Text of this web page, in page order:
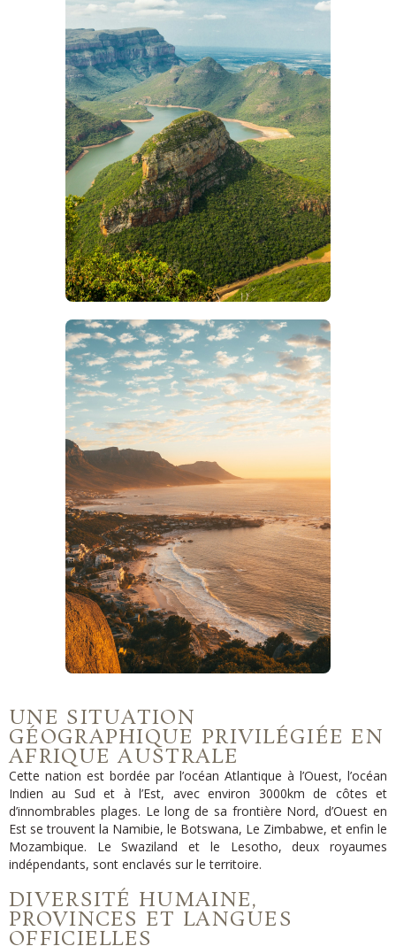
DÉCOUVREZ
MPUMALANGA
DÉCOUVREZ
WESTERN CAPE
UNE SITUATION
GÉOGRAPHIQUE PRIVILÉGIÉE EN
AFRIQUE AUSTRALE
Cette nation est bordée par l’océan Atlantique à l’Ouest, l’océan
Indien au Sud et à l’Est, avec environ 3000km de côtes et
d’innombrables plages. Le long de sa frontière Nord, d’Ouest en
Est se trouvent la Namibie, le Botswana, Le Zimbabwe, et enfin le
Mozambique. Le Swaziland et le Lesotho, deux royaumes
indépendants, sont enclavés sur le territoire.
DIVERSITÉ HUMAINE,
PROVINCES ET LANGUES
OFFICIELLES